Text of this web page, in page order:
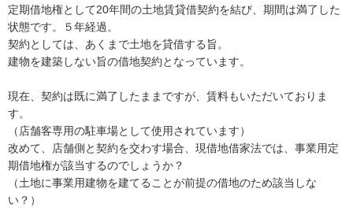
定期借地権として20年間の土地賃貸借契約を結び、期間は満了した
状態です。５年経過。
契約としては、あくまで土地を貸借する旨。
建物を建築しない旨の借地契約となっています。
現在、契約は既に満了したままですが、賃料もいただいておりま
す。
（店舗客専用の駐車場として使用されています）
改めて、店舗側と契約を交わす場合、現借地借家法では、事業用定
期借地権が該当するのでしょうか？
（土地に事業用建物を建てることが前提の借地のため該当しな
い？）